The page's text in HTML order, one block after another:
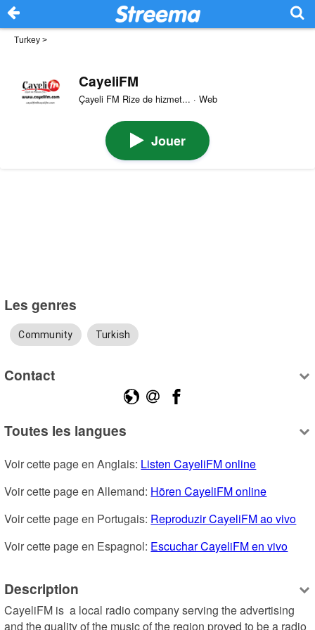
Turkey >
CayeliFM
Çayeli FM Rize de hizmet... · Web
Jouer
Les genres
Community Turkish
Contact
Toutes les langues
Voir cette page en Anglais: Listen CayeliFM online
Voir cette page en Allemand: Hören CayeliFM online
Voir cette page en Portugais: Reproduzir CayeliFM ao vivo
Voir cette page en Espagnol: Escuchar CayeliFM en vivo
Description
CayeliFM is  a local radio company serving the advertising
and the quality of the music of the region proved to be a radio